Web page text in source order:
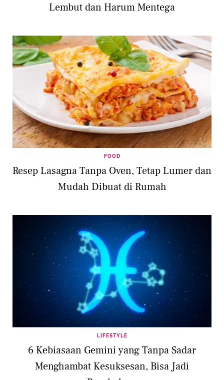
Lembut dan Harum Mentega
FOOD
Resep Lasagna Tanpa Oven, Tetap Lumer dan
Mudah Dibuat di Rumah
LIFESTYLE
6 Kebiasaan Gemini yang Tanpa Sadar
Menghambat Kesuksesan, Bisa Jadi